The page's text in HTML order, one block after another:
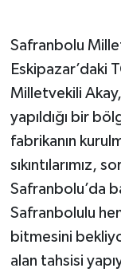
Safranbolu
Eskipazar’daki
Milletvekili
yapıldığı bir
fabrikanın
sıkıntılarımız,
Safranbolu’da
Safranbolulu
bitmesini
alan tahsisi
GÜNDEM
İş ilanı
Kültür -
MAGAZİN
Politika